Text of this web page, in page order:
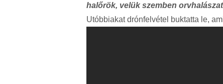
halőrök, velük szemben
Utóbbiakat drónfelvétel buktatta le,